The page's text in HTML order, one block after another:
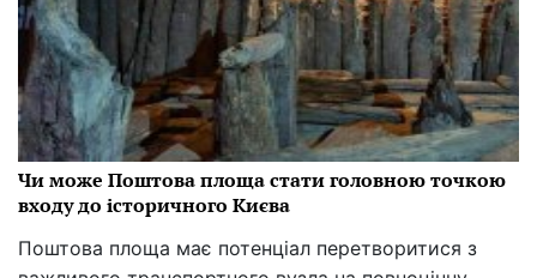
Чи може Поштова площа стати головною точкою
входу до історичного Києва
Поштова площа має потенціал перетворитися з